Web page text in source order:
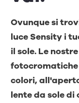
Ovunque si
luce Sensity i
il sole. Le
colori,
lente da sole